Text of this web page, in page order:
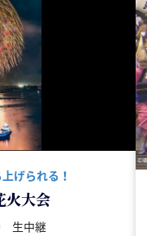
げられる！
火大会
生中継